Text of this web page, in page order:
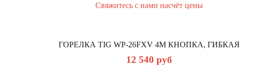
Свяжитесь с нами насчёт цены
ГОРЕЛКА TIG WP-26FXV 4М КНОПКА, ГИБКАЯ
12 540 руб